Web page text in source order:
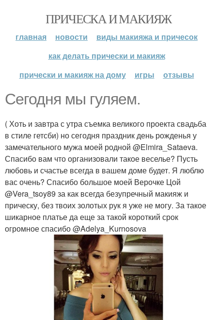
ПРИЧЕСКА И МАКИЯЖ
главная новости
виды макияжа и причесок
как делать прически и макияж
прически и макияж на дому
игры отзывы
Сегодня мы гуляем.
( Хоть и завтра с утра съемка великого проекта свадьба
в стиле гетсби) но сегодня праздник день рожденья у
замечательного мужа моей родной @Elmira_Sataeva.
Спасибо вам что организовали такое веселье? Пусть
любовь и счастье всегда в вашем доме будет. Я люблю
вас очень? Спасибо большое моей Верочке Цой
@Vera_tsoy89 за как всегда безупречный макияж и
прическу, без твоих золотых рук я уже не могу. За такое
шикарное платье да еще за такой короткий срок
огромное спасибо @Adelya_Kurnosova